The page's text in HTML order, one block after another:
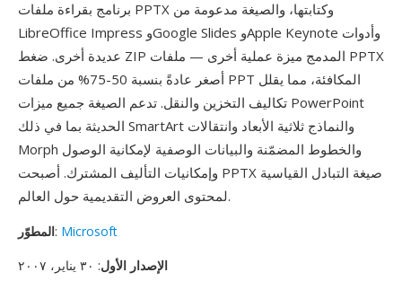
برنامج بقراءة ملفات PPTX وكتابتها، والصيغة مدعومة من
LibreOffice Impress وGoogle Slides وApple Keynote وأدوات
عديدة أخرى. ضغط ZIP المدمج ميزة عملية أخرى — ملفات PPTX
أصغر عادةً بنسبة 50-75% من ملفات PPT المكافئة، مما يقلل
تكاليف التخزين والنقل. تدعم الصيغة جميع ميزات PowerPoint
الحديثة بما في ذلك SmartArt والنماذج ثلاثية الأبعاد وانتقالات
Morph والخطوط المضمّنة والبيانات الوصفية لإمكانية الوصول
وإمكانيات التأليف المشترك. أصبحت PPTX صيغة التبادل القياسية
لمحتوى العروض التقديمية حول العالم.
المطوّر: Microsoft
الإصدار الأول: ٣٠ يناير، ٢٠٠٧